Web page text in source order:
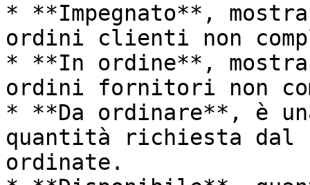
* **Impegnato**,
ordini clienti non
* **In ordine**,
ordini fornitori non
* **Da ordinare**, è
quantità richiesta
ordinate.